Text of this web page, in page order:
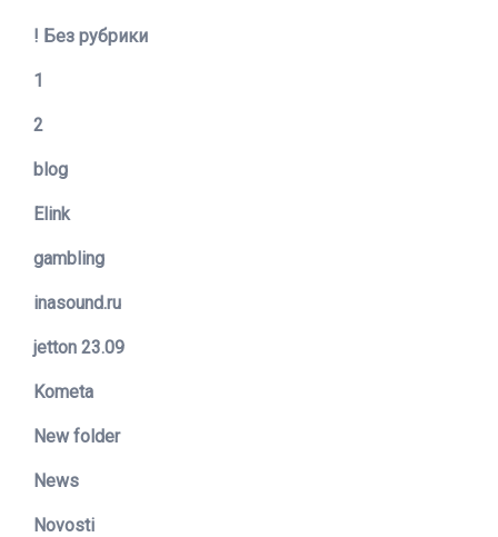
! Без рубрики
1
2
blog
Elink
gambling
inasound.ru
jetton 23.09
Kometa
New folder
News
Novosti